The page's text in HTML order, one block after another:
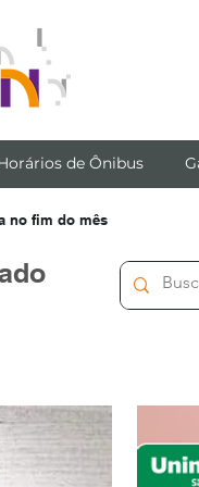
de Ônibus
no fim do mês